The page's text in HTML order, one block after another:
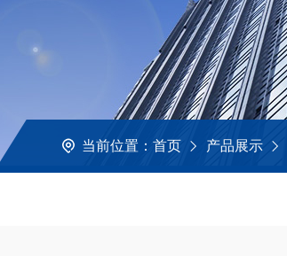
当前位置： 首页 产品展示